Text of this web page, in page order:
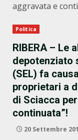
aggravata e
Politica
RIBERA – Le
depotenziato
(SEL) fa
proprietari a
di Sciacca
continuata”!
20 Settembre